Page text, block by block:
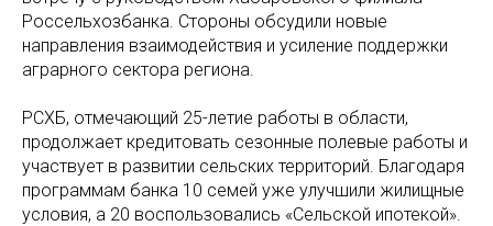
Россельхозбанка. Стороны обсудили новые
направления взаимодействия и усиление поддержки
аграрного сектора региона.
РСХБ, отмечающий 25-летие работы в области,
продолжает кредитовать сезонные полевые работы и
участвует в развитии сельских территорий. Благодаря
программам банка 10 семей уже улучшили жилищные
условия, а 20 воспользовались «Сельской ипотекой».